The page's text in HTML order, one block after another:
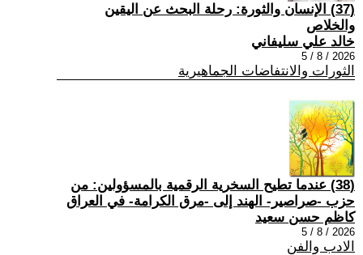
(37) الإنسان والثورة: رحلة البحث عن اليقين
والخلاص
خالد علي سليفاني
2026 / 8 / 5
الثورات والانتفاضات الجماهيرية
(38) عندما تطيح السخرية الرقمية بالمسؤولين: من
حزب -صراصير- الهند إلى -مرق الكرامة- في العراق
كاظم حسن سعيد
2026 / 8 / 5
الادب والفن